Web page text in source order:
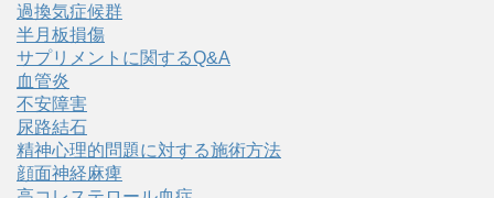
過換気症候群
半月板損傷
サプリメントに関するQ&A
血管炎
不安障害
尿路結石
精神心理的問題に対する施術方法
顔面神経麻痺